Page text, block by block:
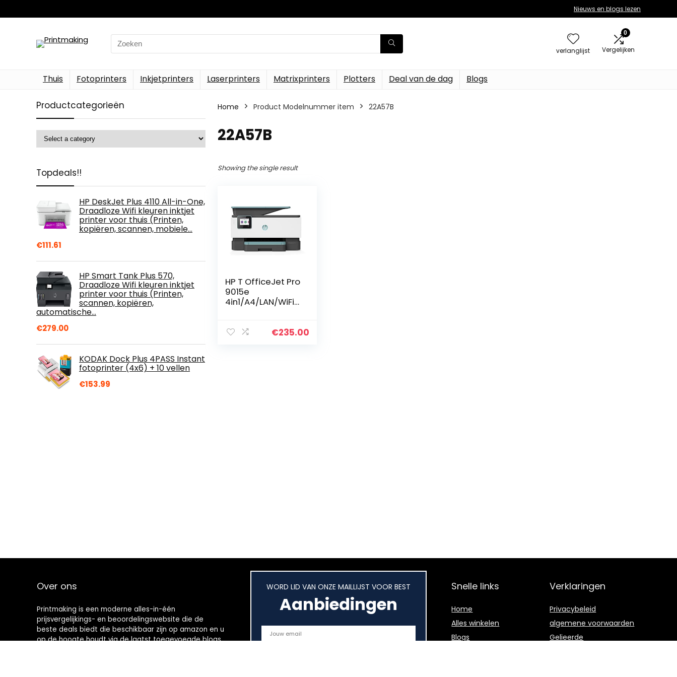
Nieuws en blogs lezen
Search
for:
verlanglijst
0
Vergelijken
Thuis Fotoprinters Inkjetprinters Laserprinters Matrixprinters Plotters Deal van de dag Blogs
Productcategorieën
Topdeals!!
HP DeskJet Plus 4110 All-in-One,
Draadloze Wifi kleuren inktjet
printer voor thuis (Printen,
kopiëren, scannen, mobiele…
€111.61
HP Smart Tank Plus 570,
Draadloze Wifi kleuren inktjet
printer voor thuis (Printen,
scannen, kopiëren,
automatische…
€279.00
KODAK Dock Plus 4PASS Instant
fotoprinter (4x6) + 10 vellen
€153.99
Home Product Modelnummer item ‎22A57B
‎22A57B
Showing the single result
HP T OfficeJet Pro
9015e
4in1/A4/LAN/WiFi/
€235.00
Over ons
Printmaking is een moderne alles-in-één
prijsvergelijkings- en beoordelingswebsite die de
beste deals biedt die beschikbaar zijn op amazon en u
op de hoogte houdt via de laatst toegevoegde blogs.
WORD LID VAN ONZE MAILLIJST VOOR BEST
Aanbiedingen
Snelle links
Home
Alles winkelen
Blogs
Verklaringen
Privacybeleid
algemene voorwaarden
Gelieerde